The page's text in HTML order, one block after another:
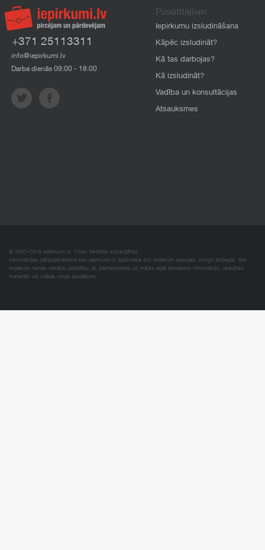
+371 25113311
info@iepirkumi.lv
Darba dienās 09:00 - 18:00
Pasūtītājiem
Iepirkumu izsludināšana
Kāpēc izsludināt?
Kā tas darbojas?
Kā izsludināt?
Vadība un konsultācijas
Atsauksmes
© 2007–2018 Iepirkumi.lv. Visas tiesības aizsargātas.
Informācijas pārpublicēšana bez iepirkumi.lv īpašnieka SIA Imperum atļaujas, stingri aizliegta. SIA
Imperum nenes nekādu atbildību, ja, pamatojoties uz mājas lapā atrodamo informāciju, radušies
materiāli vai citāda veida zaudējumi.